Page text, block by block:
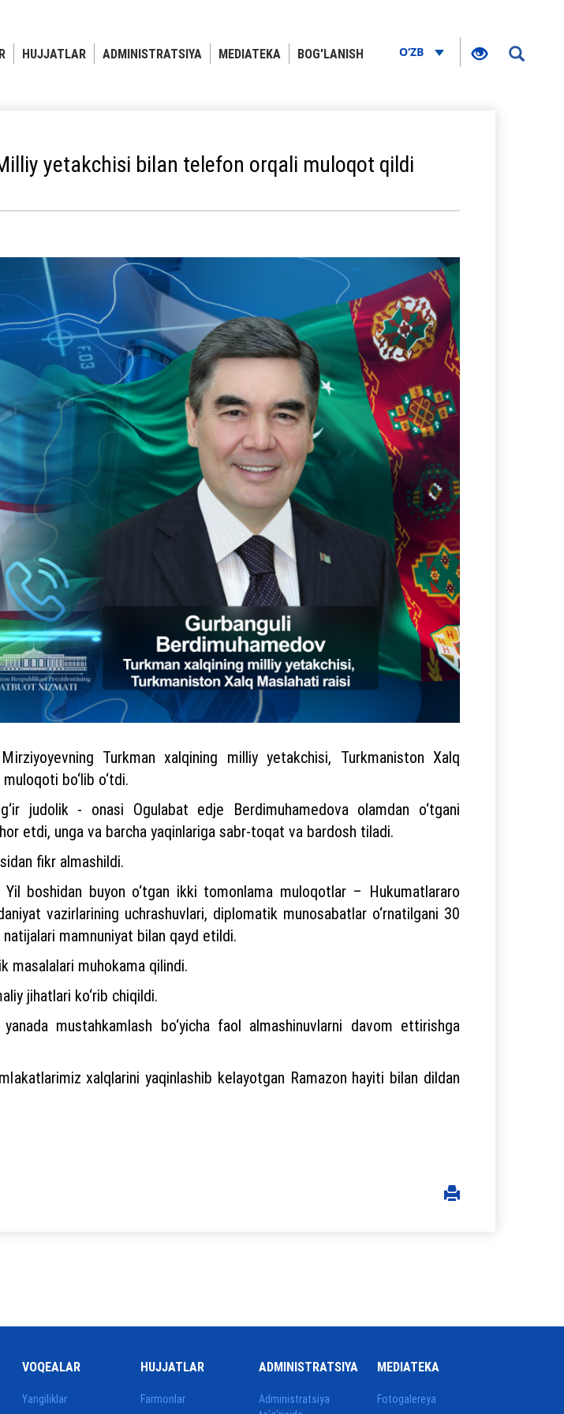
HUJJATLAR ADMINISTRATSIYA MEDIATEKA BOG'LANISH O‘ZB
yetakchisi bilan telefon orqali muloqot qildi
Turkman xalqining milliy yetakchisi, Turkmaniston Xalq
bo‘lib o‘tdi.
judolik - onasi Ogulabat edje Berdimuhamedova olamdan o‘tgani
etdi, unga va barcha yaqinlariga sabr-toqat va bardosh tiladi.
fikr almashildi.
boshidan buyon o‘tgan ikki tomonlama muloqotlar – Hukumatlararo
vazirlarining uchrashuvlari, diplomatik munosabatlar o‘rnatilgani 30
mamnuniyat bilan qayd etildi.
masalalari muhokama qilindi.
jihatlari ko‘rib chiqildi.
mustahkamlash bo‘yicha faol almashinuvlarni davom ettirishga
xalqlarini yaqinlashib kelayotgan Ramazon hayiti bilan dildan
VOQEALAR
Yangiliklar
HUJJATLAR
Farmonlar
ADMINISTRATSIYA
Administratsiya
MEDIATEKA
Fotogalereya